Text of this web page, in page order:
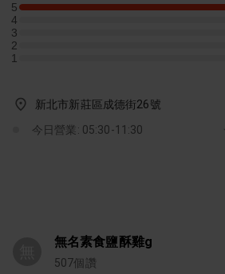
5
5 星：1 則評論
4
4 星：0 則評論
3
3 星：0 則評論
2
2 星：0 則評論
1
1 星：0 則評論
新北市新莊區成德街26號
今日營業: 05:30-11:30
無名素食鹽酥雞g
507個讚